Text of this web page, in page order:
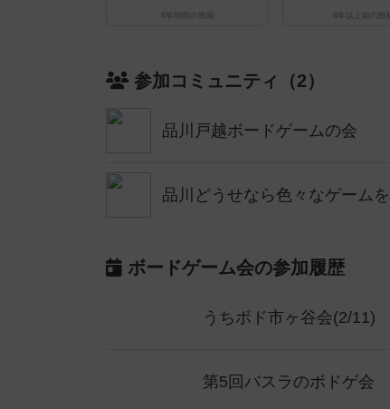
6年弱前 の投稿 6年以上前 の投稿
参加コミュニティ（2）
品川戸越ボードゲームの会
品川どうせなら色々なゲーム
ボードゲーム会の参加履歴
うちボド市ヶ谷会(2/11)
第5回バスラのボドゲ会